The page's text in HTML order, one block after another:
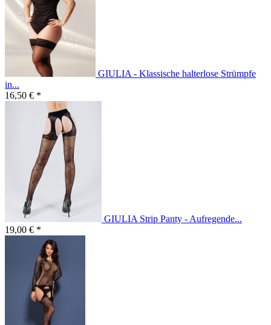
GIULIA - Klassische halterlose Strümpfe
in...
16,50 € *
GIULIA Strip Panty - Aufregende...
19,00 € *